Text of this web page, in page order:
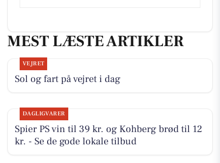
MEST LÆSTE ARTIKLER
VEJRET
Sol og fart på vejret i dag
DAGLIGVARER
Spier PS vin til 39 kr. og Kohberg brød til 12
kr. - Se de gode lokale tilbud